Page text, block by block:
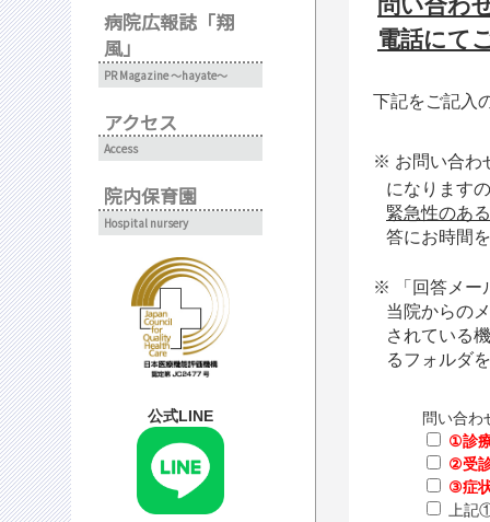
問い合わ
電話にて
下記をご記入
お問い合わ
になります
緊急性のあ
答にお時間
「回答メ
当院からの
されている
るフォルダ
問い合わ
①診
②受
③症
上記
病院広報誌「翔
風」
PR Magazine ～hayate～
アクセス
Access
院内保育園
Hospital nursery
公式LINE